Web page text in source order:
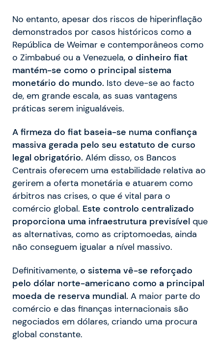
No entanto, apesar dos riscos de hiperinflação
demonstrados por casos históricos como a
República de Weimar e contemporâneos como
o Zimbabué ou a Venezuela, o dinheiro fiat
mantém-se como o principal sistema
monetário do mundo. Isto deve-se ao facto
de, em grande escala, as suas vantagens
práticas serem inigualáveis.
A firmeza do fiat baseia-se numa confiança
massiva gerada pelo seu estatuto de curso
legal obrigatório. Além disso, os Bancos
Centrais oferecem uma estabilidade relativa ao
gerirem a oferta monetária e atuarem como
árbitros nas crises, o que é vital para o
comércio global. Este controlo centralizado
proporciona uma infraestrutura previsível que
as alternativas, como as criptomoedas, ainda
não conseguem igualar a nível massivo.
Definitivamente, o sistema vê-se reforçado
pelo dólar norte-americano como a principal
moeda de reserva mundial. A maior parte do
comércio e das finanças internacionais são
negociados em dólares, criando uma procura
global constante.